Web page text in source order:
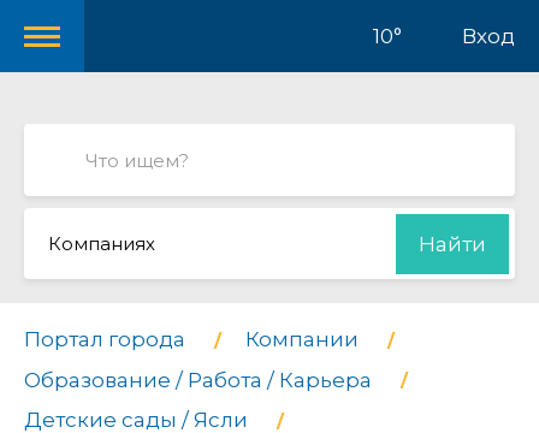
10° Вход
Компаниях Найти
Портал города
Компании
Образование / Работа / Карьера
Детские сады / Ясли